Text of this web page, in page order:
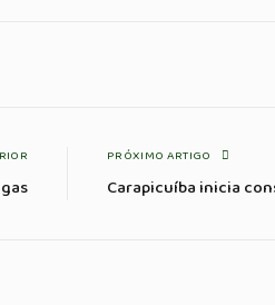
PRÓXIMO ARTIGO
Carapicuíba inicia